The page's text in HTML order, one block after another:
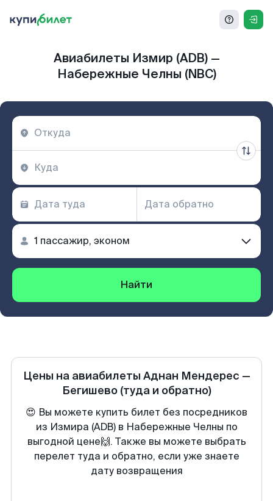
Авиабилеты Измир (ADB) —
Набережные Челны (NBC)
Найти
Цены на авиабилеты Аднан Мендерес —
Бегишево (туда и обратно)
😍 Вы можете купить билет без посредников
из Измира (ADB) в Набережные Челны по
выгодной цене🙌. Также вы можете выбрать
перелет туда и обратно, если уже знаете
дату возвращения